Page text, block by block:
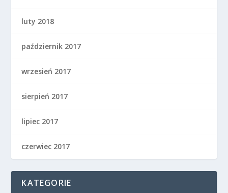
luty 2018
październik 2017
wrzesień 2017
sierpień 2017
lipiec 2017
czerwiec 2017
KATEGORIE